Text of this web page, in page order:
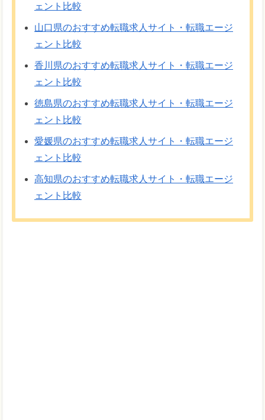
ェント比較
山口県のおすすめ転職求人サイト・転職エージ
ェント比較
香川県のおすすめ転職求人サイト・転職エージ
ェント比較
徳島県のおすすめ転職求人サイト・転職エージ
ェント比較
愛媛県のおすすめ転職求人サイト・転職エージ
ェント比較
高知県のおすすめ転職求人サイト・転職エージ
ェント比較